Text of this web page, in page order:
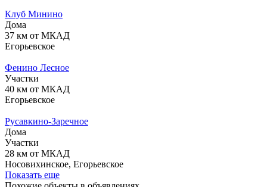
Клуб Минино
Дома
37 км от МКАД
Егорьевское
Фенино Лесное
Участки
40 км от МКАД
Егорьевское
Русавкино-Заречное
Дома
Участки
28 км от МКАД
Носовихинское, Егорьевское
Показать еще